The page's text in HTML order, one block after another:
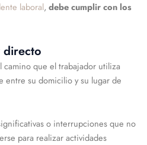
laboral, debe cumplir con los
directo
que el trabajador utiliza
entre su domicilio y su lugar de
o interrupciones que no
para realizar actividades